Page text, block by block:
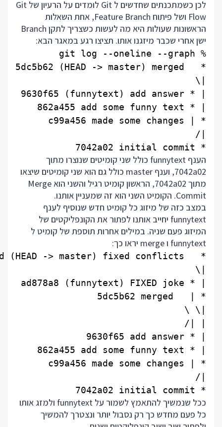
לכן כשמתכנתים שחדשים ל Git לומדים על הרעיון של Git
Flow ושל פיתוח Feature Branch, אחת השאלות
הראשונות שעולות היא מה לעשות כשצריך לתקן Branch
ישן אחרי שכבר מיזגנו אותו. תציצו רגע במאגר הבא:
* 7042a02 initial commit
הענף funnytext כולל שני קומיטים שנוצרו מתוך
7042a02, וענף master כולל גם הוא שני קומיטים שיצאו
מתוך 7042a02, הראשון קומיט רגיל והשני הוא Merge
Commit. הקומיט השני הוא זה שמעניין אותנו.
במצב כזה של מיזוג כל קומיט חדש שנוסיף לענף
funnytext יחייב אותנו לפתור את הקונפליקטים של
המיזוג פעם שניה. במילים אחרות תוספת של קומיט ל
funnytext ו merge יראו כך:
* 7042a02 initial commit
ככל שנמשיך להתאמץ לשמור על funnytext ולמזג אותו
כל פעם מחדש כך רק נסבול יותר ונצטרך להמשיך